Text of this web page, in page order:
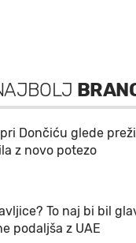
Dončiću glede
z novo potezo
To naj bi bil
podaljša z UAE